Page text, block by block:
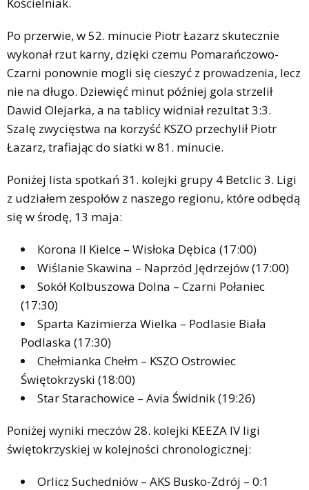
Po przerwie, w 52. minucie Piotr Łazarz skutecznie
wykonał rzut karny, dzięki czemu Pomarańczowo-
Czarni ponownie mogli się cieszyć z prowadzenia, lecz
nie na długo. Dziewięć minut później gola strzelił
Dawid Olejarka, a na tablicy widniał rezultat 3:3.
Szalę zwycięstwa na korzyść KSZO przechylił Piotr
Łazarz, trafiając do siatki w 81. minucie.
Poniżej lista spotkań 31. kolejki grupy 4 Betclic 3. Ligi
z udziałem zespołów z naszego regionu, które odbędą
się w środę, 13 maja:
Korona II Kielce – Wisłoka Dębica (17:00)
Wiślanie Skawina – Naprzód Jędrzejów (17:00)
Sokół Kolbuszowa Dolna – Czarni Połaniec
(17:30)
Sparta Kazimierza Wielka – Podlasie Biała
Podlaska (17:30)
Chełmianka Chełm – KSZO Ostrowiec
Świętokrzyski (18:00)
Star Starachowice – Avia Świdnik (19:26)
Poniżej wyniki meczów 28. kolejki KEEZA IV ligi
świętokrzyskiej w kolejności chronologicznej:
Orlicz Suchedniów – AKS Busko-Zdrój – 0:1